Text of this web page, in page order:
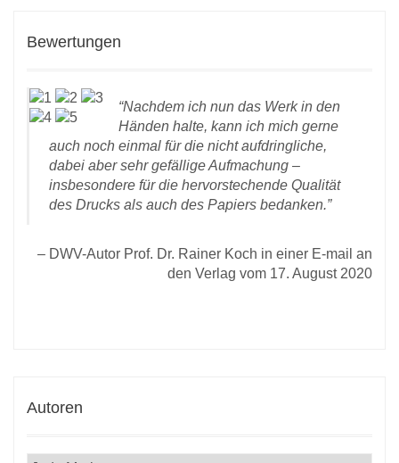
Bewertungen
Nachdem ich nun das Werkin den
Händen halte, kann ich mich gerne
auch noch einmal für die nicht aufdringliche,
dabei aber sehr gefällige Aufmachung –
insbesondere für die hervorstechende Qualität
des Drucks als auch des Papiers bedanken.
DWV-Autor Prof. Dr. Rainer Koch in einer E-mail an
den Verlag vom 17. August 2020
Autoren